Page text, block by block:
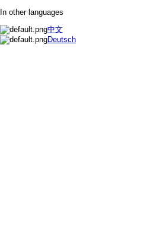
In other languages
中文
Deutsch